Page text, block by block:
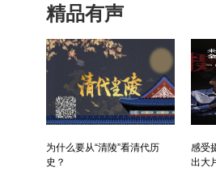
精品有声
为什么要从“清陵”看清代历
史？
感受
出大